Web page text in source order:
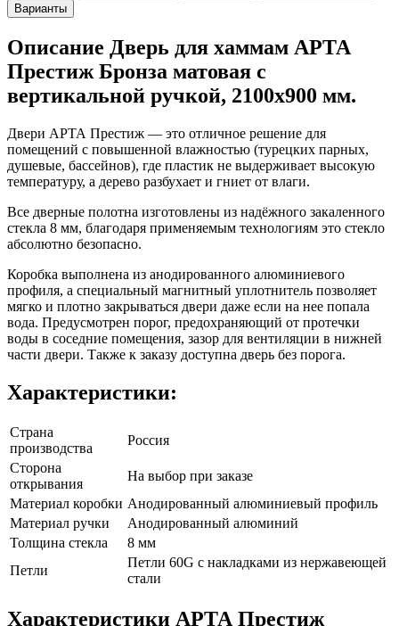
Варианты
Описание Дверь для хаммам АРТА
Престиж Бронза матовая с
вертикальной ручкой, 2100х900 мм.
Двери АРТА Престиж — это отличное решение для
помещений с повышенной влажностью (турецких парных,
душевые, бассейнов), где пластик не выдерживает высокую
температуру, а дерево разбухает и гниет от влаги.
Все дверные полотна изготовлены из надёжного закаленного
стекла 8 мм, благодаря применяемым технологиям это стекло
абсолютно безопасно.
Коробка выполнена из анодированного алюминиевого
профиля, а специальный магнитный уплотнитель позволяет
мягко и плотно закрываться двери даже если на нее попала
вода. Предусмотрен порог, предохраняющий от протечки
воды в соседние помещения, зазор для вентиляции в нижней
части двери. Также к заказу доступна дверь без порога.
Характеристики:
Страна
производства
Россия
Сторона
открывания
На выбор при заказе
Материал коробки Анодированный алюминиевый профиль
Материал ручки
Анодированный алюминий
Толщина стекла
8 мм
Петли
Петли 60G c накладками из нержавеющей
стали
Характеристики АРТА Престиж